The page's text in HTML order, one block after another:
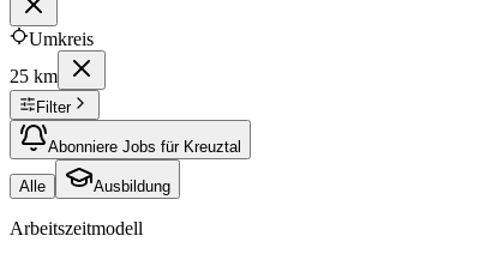
Umkreis
25 km
Filter
Abonniere Jobs für Kreuztal
Alle Ausbildung
Arbeitszeitmodell